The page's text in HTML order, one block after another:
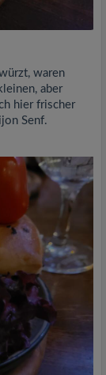
waren
aber
hier frischer
Senf.